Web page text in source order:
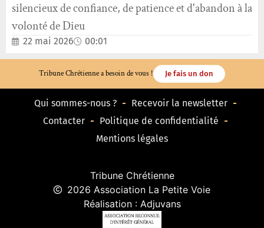
silencieux de confiance, de patience et d'abandon à la
volonté de Dieu
22 mai 2026 00:01
Tribune Chrétienne a besoin de vous ! Je fais un don
Qui sommes-nous ?
Recevoir la newsletter
Contacter
Politique de confidentialité
Mentions légales
Tribune Chrétienne
2026 Association La Petite Voie
Réalisation : Adjuvans